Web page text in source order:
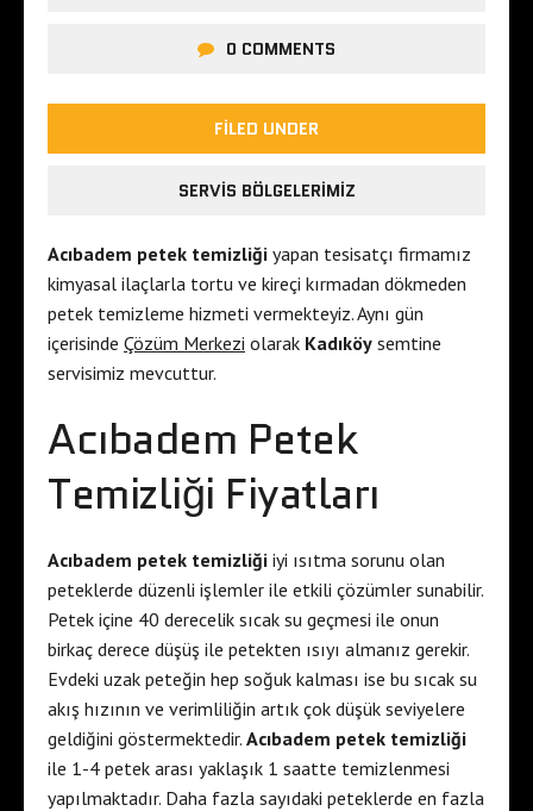
0 COMMENTS
FILED UNDER
SERVIS BÖLGELERIMIZ
Acıbadem petek temizliği yapan tesisatçı firmamız
kimyasal ilaçlarla tortu ve kireçi kırmadan dökmeden
petek temizleme hizmeti vermekteyiz. Aynı gün
içerisinde Çözüm Merkezi olarak Kadıköy semtine
servisimiz mevcuttur.
Acıbadem Petek
Temizliği Fiyatları
Acıbadem petek temizliği iyi ısıtma sorunu olan
peteklerde düzenli işlemler ile etkili çözümler sunabilir.
Petek içine 40 derecelik sıcak su geçmesi ile onun
birkaç derece düşüş ile petekten ısıyı almanız gerekir.
Evdeki uzak peteğin hep soğuk kalması ise bu sıcak su
akış hızının ve verimliliğin artık çok düşük seviyelere
geldiğini göstermektedir. Acıbadem petek temizliği
ile 1-4 petek arası yaklaşık 1 saatte temizlenmesi
yapılmaktadır. Daha fazla sayıdaki peteklerde en fazla